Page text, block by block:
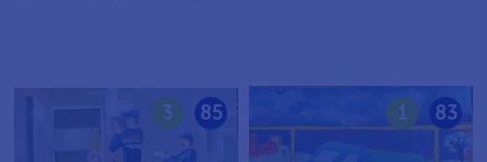
85
3 83
1